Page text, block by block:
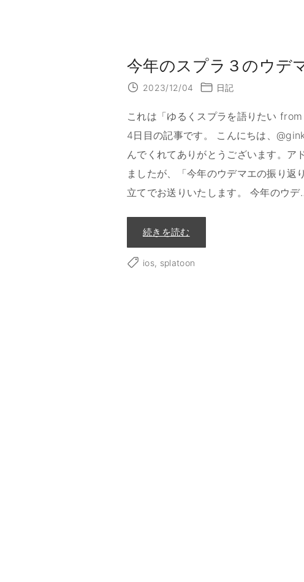
今年のスプラ３のウデ
2023/12/04 日記
これは「ゆるくスプラを語りたい
4日目の記事です。 こんにちは、
んでくれてありがとうございます。ア
ましたが、「今年のウデマエの振り
立てでお送りいたします。 今年のウデ
続きを読む
年
ス
ios splatoon